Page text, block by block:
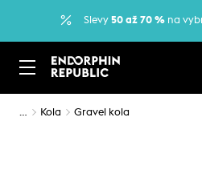
Slevy 50 až 70 % na
… Kola Gravel kola